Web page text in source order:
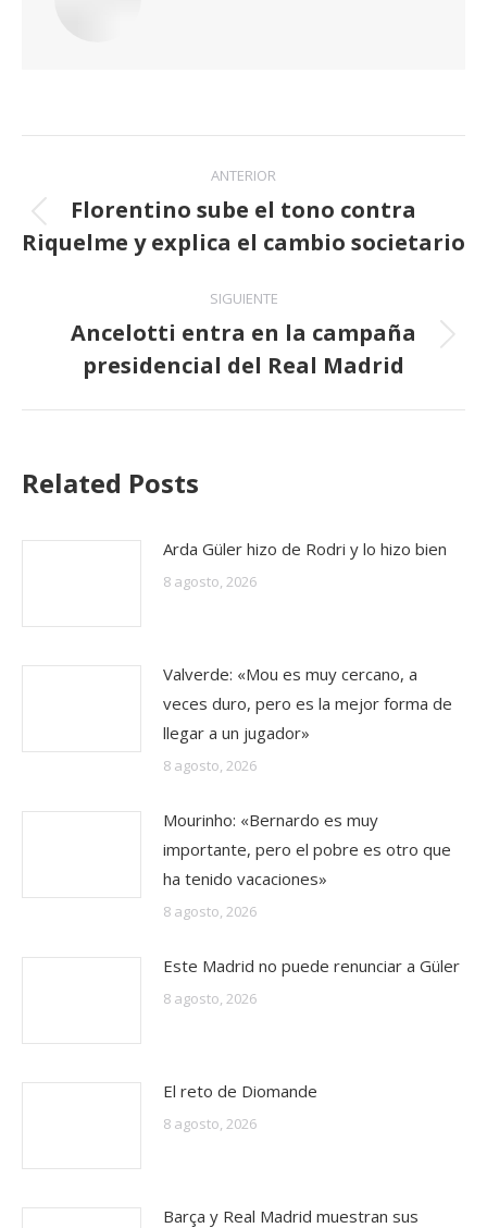
Navegación
entre
publicaciones
ANTERIOR
Publicación
anterior:
Florentino sube el tono contra
Riquelme y explica el cambio societario
SIGUIENTE
Publicación
siguiente:
Ancelotti entra en la campaña
presidencial del Real Madrid
Related Posts
Arda Güler hizo de Rodri y lo hizo bien
8 agosto, 2026
Valverde: «Mou es muy cercano, a
veces duro, pero es la mejor forma de
llegar a un jugador»
8 agosto, 2026
Mourinho: «Bernardo es muy
importante, pero el pobre es otro que
ha tenido vacaciones»
8 agosto, 2026
Este Madrid no puede renunciar a Güler
8 agosto, 2026
El reto de Diomande
8 agosto, 2026
Barça y Real Madrid muestran sus